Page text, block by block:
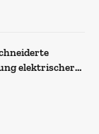
elektrischer